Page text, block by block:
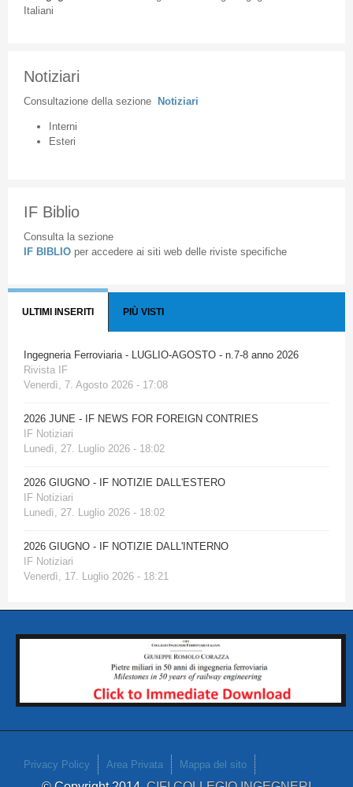
Italiani
Notiziari
Consultazione della sezione Notiziari
Interni
Esteri
IF Biblio
Consulta la sezione
IF BIBLIO per accedere ai siti web delle riviste specifiche
ULTIMI INSERITI PIÙ VISTI
Ingegneria Ferroviaria - LUGLIO-AGOSTO - n.7-8 anno 2026
Rivista IF
Venerdì, 7. Agosto 2026 - 17:08
2026 JUNE - IF NEWS FOR FOREIGN CONTRIES
IF Notiziari
Lunedì, 27. Luglio 2026 - 18:02
2026 GIUGNO - IF NOTIZIE DALL'ESTERO
IF Notiziari
Lunedì, 27. Luglio 2026 - 18:02
2026 GIUGNO - IF NOTIZIE DALL'INTERNO
IF Notiziari
Venerdì, 17. Luglio 2026 - 18:21
Privacy Policy Area Privata Mappa del sito